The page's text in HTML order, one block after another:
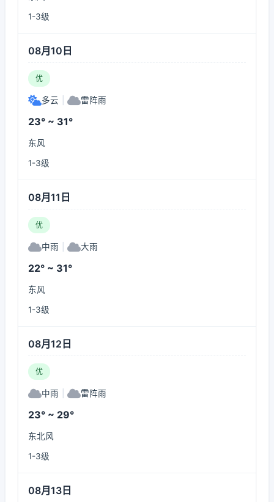
1-3级
08月10日
优
多云 雷阵雨
23° ~ 31°
东风
1-3级
08月11日
优
中雨 大雨
22° ~ 31°
东风
1-3级
08月12日
优
中雨 雷阵雨
23° ~ 29°
东北风
1-3级
08月13日